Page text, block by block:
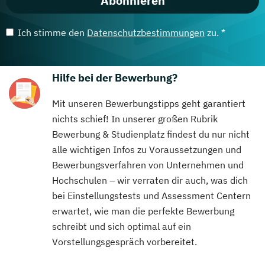
Ich stimme den Datenschutzbestimmungen zu. *
Hilfe bei der Bewerbung?
Mit unseren Bewerbungstipps geht garantiert
nichts schief! In unserer großen Rubrik
Bewerbung & Studienplatz findest du nur nicht
alle wichtigen Infos zu Voraussetzungen und
Bewerbungsverfahren von Unternehmen und
Hochschulen – wir verraten dir auch, was dich
bei Einstellungstests und Assessment Centern
erwartet, wie man die perfekte Bewerbung
schreibt und sich optimal auf ein
Vorstellungsgespräch vorbereitet.